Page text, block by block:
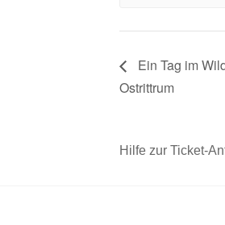
Ein Tag im
Ostrittrum
Hilfe zur Ticket-